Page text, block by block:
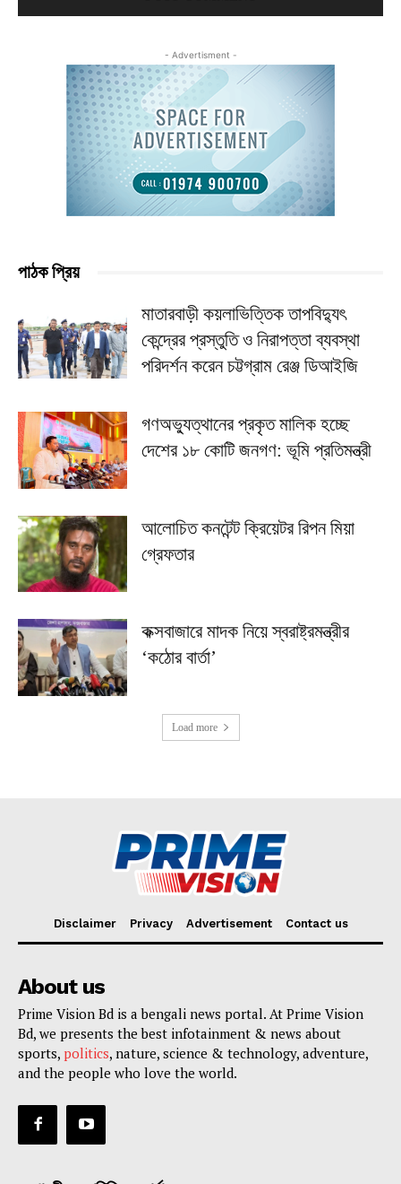
- Advertisment -
পাঠক প্রিয়
মাতারবাড়ী কয়লাভিত্তিক তাপবিদ্যুৎ
কেন্দ্রের প্রস্তুতি ও নিরাপত্তা ব্যবস্থা
পরিদর্শন করেন চট্টগ্রাম রেঞ্জ ডিআইজি
গণঅভ্যুত্থানের প্রকৃত মালিক হচ্ছে
দেশের ১৮ কোটি জনগণ: ভূমি প্রতিমন্ত্রী
আলোচিত কনটেন্ট ক্রিয়েটর রিপন মিয়া
গ্রেফতার
কক্সবাজারে মাদক নিয়ে স্বরাষ্ট্রমন্ত্রীর
‘কঠোর বার্তা’
Load more
Disclaimer Privacy Advertisement Contact us
About us
Prime Vision Bd is a bengali news portal. At Prime Vision
Bd, we presents the best infotainment & news about
sports, politics, nature, science & technology, adventure,
and the people who love the world.